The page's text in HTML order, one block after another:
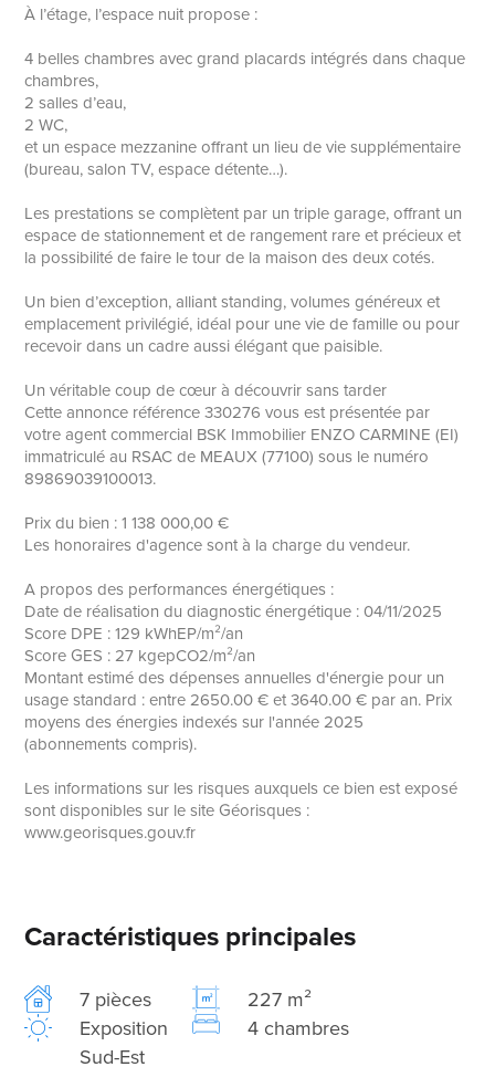
À l’étage, l’espace nuit propose :
4 belles chambres avec grand placards intégrés dans chaque
chambres,
2 salles d’eau,
2 WC,
et un espace mezzanine offrant un lieu de vie supplémentaire
(bureau, salon TV, espace détente…).
Les prestations se complètent par un triple garage, offrant un
espace de stationnement et de rangement rare et précieux et
la possibilité de faire le tour de la maison des deux cotés.
Un bien d’exception, alliant standing, volumes généreux et
emplacement privilégié, idéal pour une vie de famille ou pour
recevoir dans un cadre aussi élégant que paisible.
Un véritable coup de cœur à découvrir sans tarder
Cette annonce référence 330276 vous est présentée par
votre agent commercial BSK Immobilier ENZO CARMINE (EI)
immatriculé au RSAC de MEAUX (77100) sous le numéro
89869039100013.
Prix du bien : 1 138 000,00 €
Les honoraires d'agence sont à la charge du vendeur.
A propos des performances énergétiques :
Date de réalisation du diagnostic énergétique : 04/11/2025
Score DPE : 129 kWhEP/m²/an
Score GES : 27 kgepCO2/m²/an
Montant estimé des dépenses annuelles d'énergie pour un
usage standard : entre 2650.00 € et 3640.00 € par an. Prix
moyens des énergies indexés sur l'année 2025
(abonnements compris).
Les informations sur les risques auxquels ce bien est exposé
sont disponibles sur le site Géorisques :
www.georisques.gouv.fr
Caractéristiques principales
7 pièces
227 m²
Exposition
Sud-Est
4 chambres